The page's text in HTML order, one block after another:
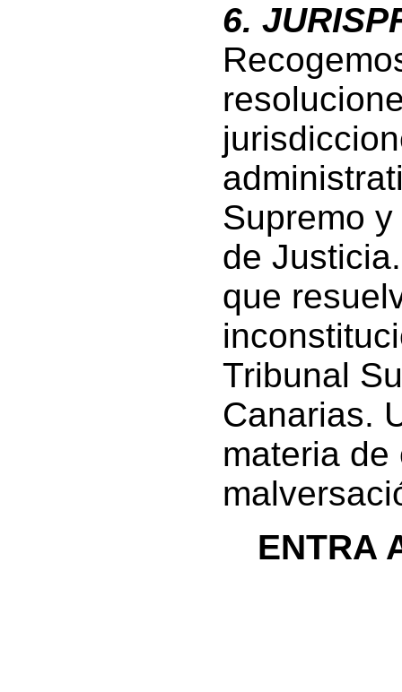
6.
Supremo
de
que
Tribunal
Canarias.
materia
ENTRA